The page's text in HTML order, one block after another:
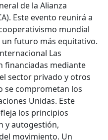
de la Alianza
Este evento reunirá a
mundial
futuro más equitativo.
Las
financiadas mediante
sector privado y otros
se comprometan los
Unidas. Este
los principios
y autogestión,
movimiento. Un